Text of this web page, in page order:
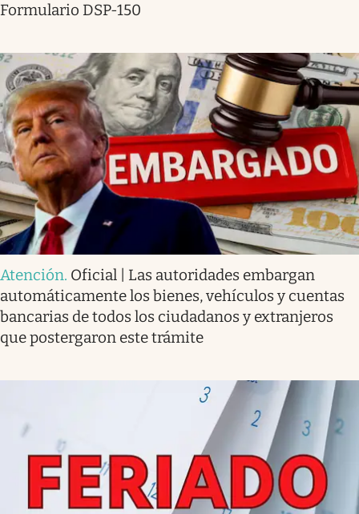
Formulario DSP-150
Atención. Oficial | Las autoridades embargan
automáticamente los bienes, vehículos y cuentas
bancarias de todos los ciudadanos y extranjeros
que postergaron este trámite